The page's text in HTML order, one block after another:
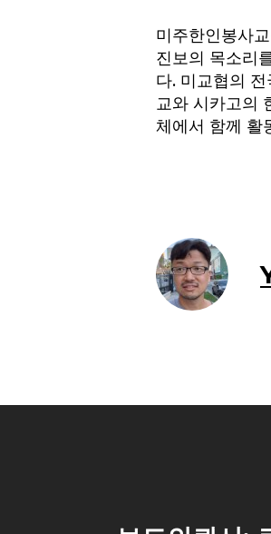
미주한인봉사
진보의 목소리
다. 미교협의
교와 시카고의
체에서 함께 활